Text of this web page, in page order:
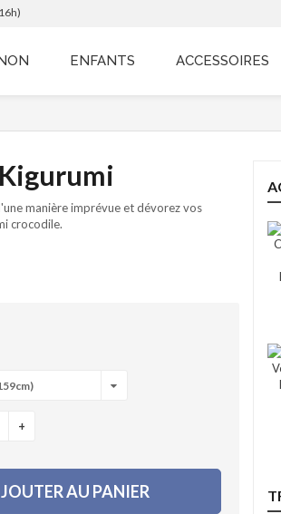
ENFANTS ACCESSOIRES
manière imprévue et dévorez vos
crocodile.
+
AU PANIER